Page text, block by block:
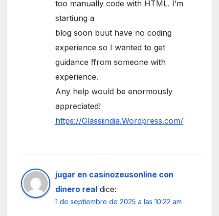
too manually code with HTML. I’m
startiung a
blog soon buut have no coding
experience so I wanted to get
guidance ffrom someone with
experience.
Any help would be enormously
appreciated!
https://Glassiindia.Wordpress.com/
jugar en casinozeusonline con
dinero real dice:
1 de septiembre de 2025 a las 10:22 am